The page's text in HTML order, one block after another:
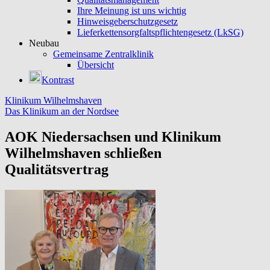
Ihre Meinung ist uns wichtig
Hinweisgeberschutzgesetz
Lieferkettensorgfaltspflichtengesetz (LkSG)
Neubau
Gemeinsame Zentralklinik
Übersicht
Kontrast
Klinikum Wilhelmshaven
Das Klinikum an der Nordsee
AOK Niedersachsen und Klinikum
Wilhelmshaven schließen
Qualitätsvertrag